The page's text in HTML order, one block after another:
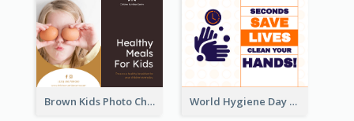
Brown Kids Photo Children Meal Cooking Facebook Post World Hygiene Day Facebook Post